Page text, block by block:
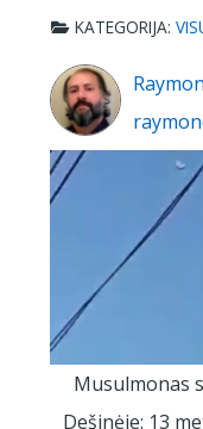
KATEGORIJA:
Musulmonas
Dešinėje: 13